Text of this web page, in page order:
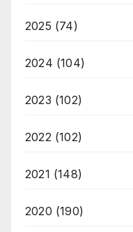
2025 (74)
2024 (104)
2023 (102)
2022 (102)
2021 (148)
2020 (190)